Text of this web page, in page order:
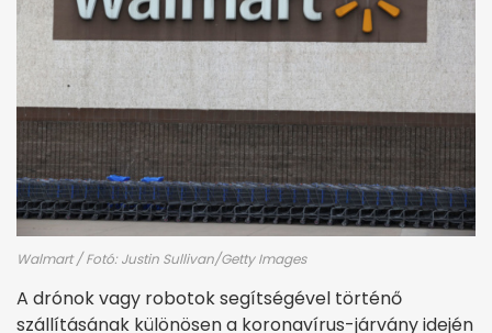
Walmart / Fotó: Justin Sullivan/Getty Images
A drónok vagy robotok segítségével történő
szállításának különösen a koronavírus-járvány idején